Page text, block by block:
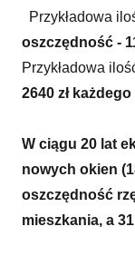
Przykładowa
oszczędność -
Przykładowa
2640 zł
W ciągu 20 lat
nowych okien
oszczędność
mieszkania, a